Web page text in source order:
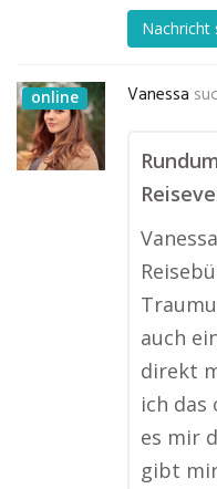
Nachricht
online Vanessa
auch
direkt
ich das
es mir
gibt